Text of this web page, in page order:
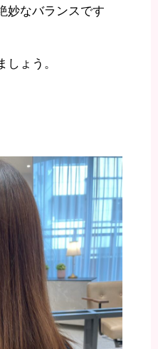
妙なバランスです
ょう。